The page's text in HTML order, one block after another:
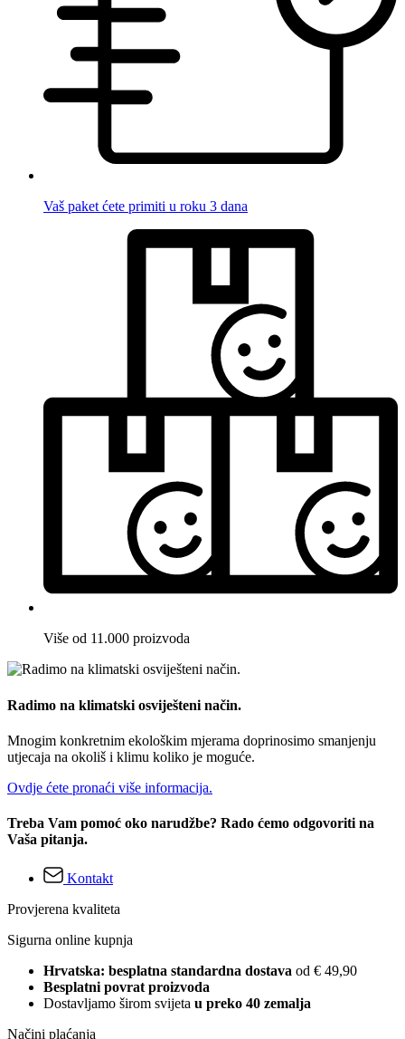
Vaš paket ćete primiti u roku 3 dana
Više od 11.000 proizvoda
Radimo na klimatski osviješteni način.
Mnogim konkretnim ekološkim mjerama doprinosimo smanjenju
utjecaja na okoliš i klimu koliko je moguće.
Ovdje ćete pronaći više informacija.
Treba Vam pomoć oko narudžbe? Rado ćemo odgovoriti na
Vaša pitanja.
Kontakt
Provjerena kvaliteta
Sigurna online kupnja
Hrvatska: besplatna standardna dostava od € 49,90
Besplatni povrat proizvoda
Dostavljamo širom svijeta u preko 40 zemalja
Načini plaćanja